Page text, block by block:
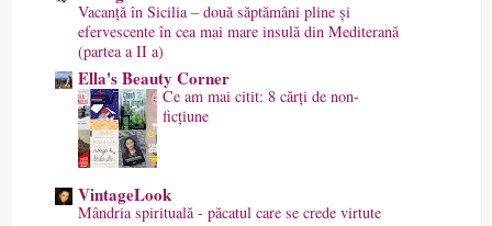
Vacanță în Sicilia – două săptămâni pline și
efervescente în cea mai mare insulă din Mediterană
(partea a II a)
Ella's Beauty Corner
Ce am mai citit: 8 cărți de non-
ficțiune
VintageLook
Mândria spirituală - păcatul care se crede virtute